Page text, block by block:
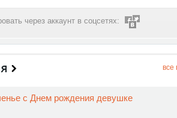
через аккаунт в соцсетях:
все
с Днем рождения девушке